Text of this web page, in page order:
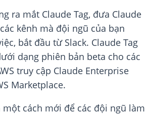
ra mắt Claude Tag, đưa Claude
kênh mà đội ngũ của bạn
bắt đầu từ Slack. Claude Tag
dạng phiên bản beta cho các
truy cập Claude Enterprise
Marketplace.
một cách mới để các đội ngũ làm